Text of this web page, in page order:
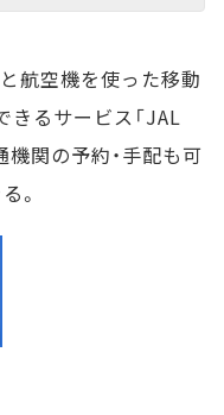
航空機を使った移動
るサービス「JAL
機関の予約・手配も可
。